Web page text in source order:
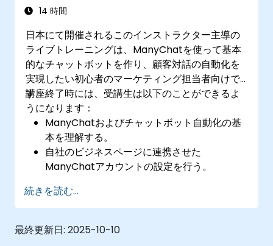
14 時間
日本にて開催されるこのインストラクター主導の
ライブトレーニングは、ManyChatを使って基本
的なチャットボットを作り、顧客対話の自動化を
実現したい初心者のマーケティング担当者向けで
す。
講座終了時には、受講生は以下のことができるよ
うになります：
ManyChatおよびチャットボット自動化の基
本を理解する。
自社のビジネスページに連携させた
ManyChatアカウントの設定を行う。
的なチャットボットを作成する。
顧客エンゲージメント向上のため、簡単なマ
ーケティングワークフローの自動化を行う。
続きを読む...
最終更新日: 2025-10-10